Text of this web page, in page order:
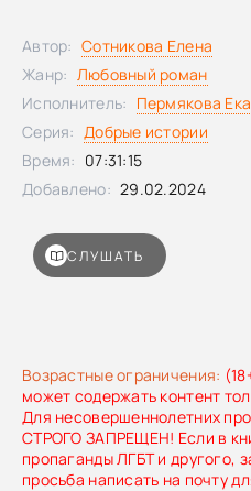
Возрастные ограничения:
может содержать контент
Для несовершеннолетних
СТРОГО ЗАПРЕЩЕН! Если в
пропаганды ЛГБТ и другого,
просьба написать на почту
СЛУШАТЬ
Автор: Сотникова Елена
Жанр: Любовный роман
Исполнитель: Пермякова
Серия: Добрые истории
Время: 07:31:15
Добавлено: 29.02.2024